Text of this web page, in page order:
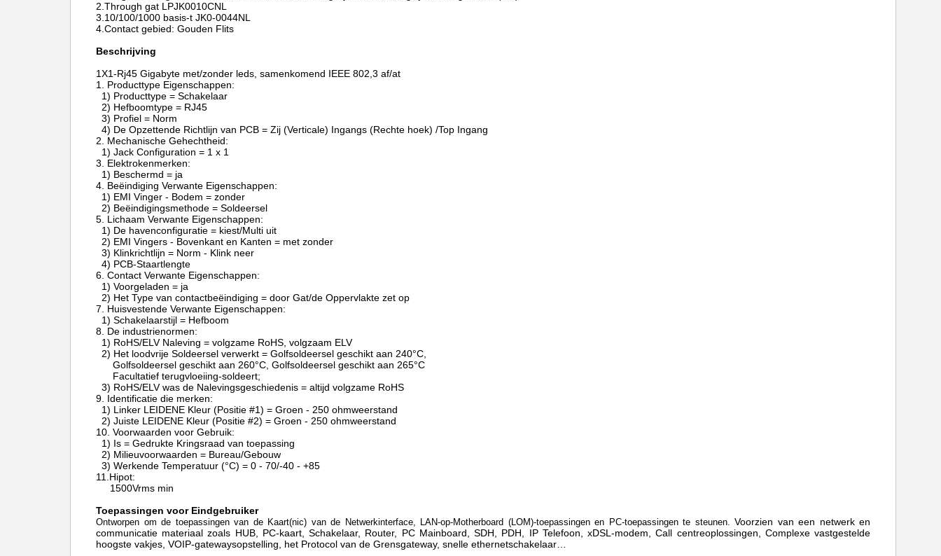
2.Through gat LPJK0010CNL
3.10/100/1000 basis-t JK0-0044NL
4.Contact gebied: Gouden Flits
Beschrijving
1X1-Rj45 Gigabyte met/zonder leds, samenkomend IEEE 802,3 af/at
1. Producttype Eigenschappen:
1) Producttype = Schakelaar
2) Hefboomtype = RJ45
3) Profiel = Norm
4) De Opzettende Richtlijn van PCB = Zij (Verticale) Ingangs (Rechte hoek) /Top Ingang
2. Mechanische Gehechtheid:
1) Jack Configuration = 1 x 1
3. Elektrokenmerken:
1) Beschermd = ja
4. Beëindiging Verwante Eigenschappen:
1) EMI Vinger - Bodem = zonder
2) Beëindigingsmethode = Soldeersel
5. Lichaam Verwante Eigenschappen:
1) De havenconfiguratie = kiest/Multi uit
2) EMI Vingers - Bovenkant en Kanten = met zonder
3) Klinkrichtlijn = Norm - Klink neer
4) PCB-Staartlengte
6. Contact Verwante Eigenschappen:
1) Voorgeladen = ja
2) Het Type van contactbeëindiging = door Gat/de Oppervlakte zet op
7. Huisvestende Verwante Eigenschappen:
1) Schakelaarstijl = Hefboom
8. De industrienormen:
1) RoHS/ELV Naleving = volgzame RoHS, volgzaam ELV
2) Het loodvrije Soldeersel verwerkt = Golfsoldeersel geschikt aan 240°C,
Golfsoldeersel geschikt aan 260°C, Golfsoldeersel geschikt aan 265°C
Facultatief terugvloeiing-soldeert;
3) RoHS/ELV was de Nalevingsgeschiedenis = altijd volgzame RoHS
9. Identificatie die merken:
1) Linker LEIDENE Kleur (Positie #1) = Groen - 250 ohmweerstand
2) Juiste LEIDENE Kleur (Positie #2) = Groen - 250 ohmweerstand
10. Voorwaarden voor Gebruik:
1) Is = Gedrukte Kringsraad van toepassing
2) Milieuvoorwaarden = Bureau/Gebouw
3) Werkende Temperatuur (°C) = 0 - 70/-40 - +85
11.Hipot:
1500Vrms min
Toepassingen voor Eindgebruiker
Ontworpen om de toepassingen van de Kaart(nic) van de Netwerkinterface, LAN-op-Motherboard (LOM)-toepassingen en PC-toepassingen te steunen. Voorzien van een netwerk en
communicatie materiaal zoals HUB, PC-kaart, Schakelaar, Router, PC Mainboard, SDH, PDH, IP Telefoon, xDSL-modem,
Call centreoplossingen, Complexe vastgestelde
hoogste vakjes, VOIP-gatewaysopstelling, het Protocol van de Grensgateway, snelle ethernetschakelaar…